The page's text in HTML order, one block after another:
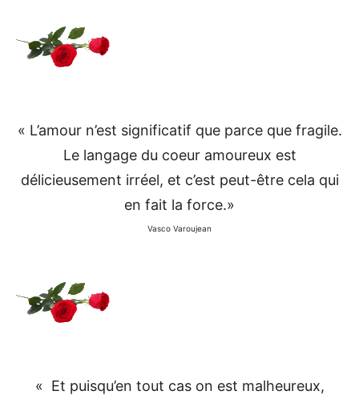
« L’amour n’est significatif que parce que fragile.
Le langage du coeur amoureux est
délicieusement irréel, et c’est peut-être cela qui
en fait la force.»
Vasco Varoujean
« Et puisqu’en tout cas on est malheureux,